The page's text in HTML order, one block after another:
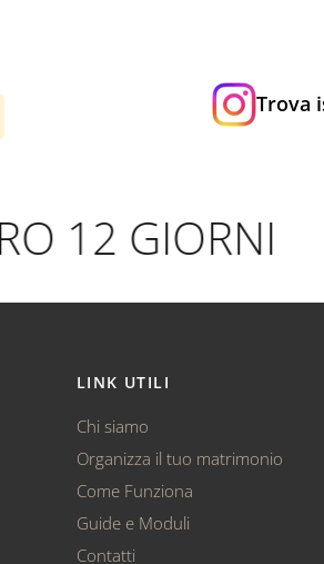
Trova
12 GIORNI
LINK UTILI
Chi siamo
Organizza il tuo matrimonio
Come Funziona
Guide e Moduli
Contatti